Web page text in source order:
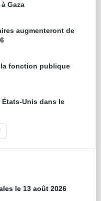
Gaza
augmenteront de
la fonction publique
Unis dans le
le 13 août 2026